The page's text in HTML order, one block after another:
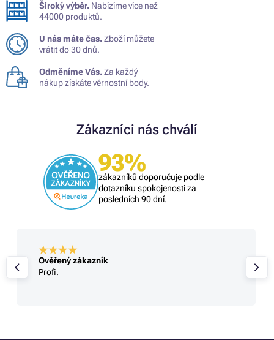
Široký výběr. Nabízíme více než
44000 produktů.
U nás máte čas.Zboží můžete
vrátit do 30 dnů.
Odměníme Vás.Za každý
nákup získáte věrnostní body.
Zákazníci nás chválí
93%
zákazníků doporučuje podle
dotazníku spokojenosti za
posledních 90 dní.
Ověřený zákazník
Profi.